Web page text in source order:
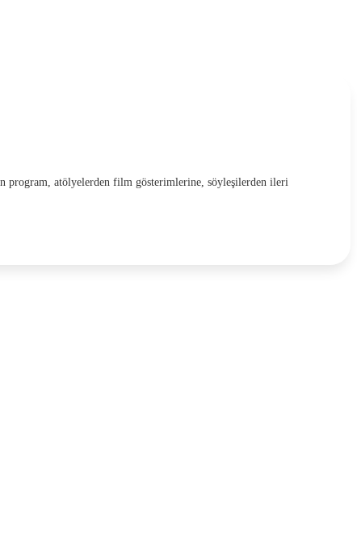
program, atölyelerden film gösterimlerine, söyleşilerden ileri